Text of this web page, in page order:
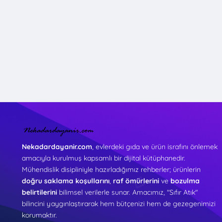
Nekadardayanir.com, evlerdeki gıda ve ürün israfını önlemek
amacıyla kurulmuş kapsamlı bir dijital kütüphanedir.
Mühendislik disipliniyle hazırladığımız rehberler; ürünlerin
doğru saklama koşullarını, raf ömürlerinivebozulma
belirtilerinibilimsel verilerle sunar. Amacımız, "Sıfır Atık"
bilincini yaygınlaştırarak hem bütçenizi hem de gezegenimizi
korumaktır.